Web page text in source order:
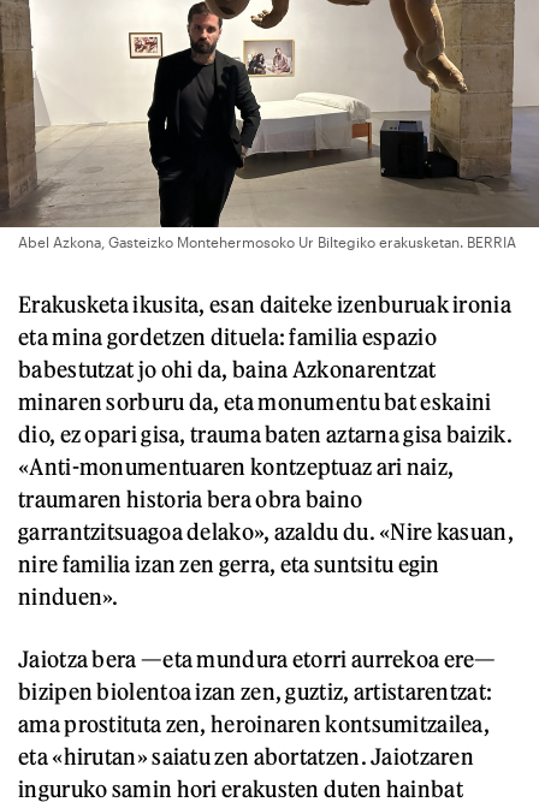
Abel Azkona, Gasteizko Montehermosoko Ur Biltegiko erakusketan. BERRIA
Erakusketa ikusita, esan daiteke izenburuak ironia
eta mina gordetzen dituela: familia espazio
babestutzat jo ohi da, baina Azkonarentzat
minaren sorburu da, eta monumentu bat eskaini
dio, ez opari gisa, trauma baten aztarna gisa baizik.
«Anti-monumentuaren kontzeptuaz ari naiz,
traumaren historia bera obra baino
garrantzitsuagoa delako», azaldu du. «Nire kasuan,
nire familia izan zen gerra, eta suntsitu egin
ninduen».
Jaiotza bera —eta mundura etorri aurrekoa ere—
bizipen biolentoa izan zen, guztiz, artistarentzat:
ama prostituta zen, heroinaren kontsumitzailea,
eta «hirutan» saiatu zen abortatzen. Jaiotzaren
inguruko samin hori erakusten duten hainbat